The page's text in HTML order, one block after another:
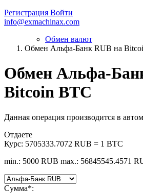
Регистрация Войти
info@exmachinax.com
Обмен валют
Обмен Альфа-Банк RUB на
Обмен Альфа-
Bitcoin BTC
Данная операция производится в
Отдаете
Курс: 5705333.7072 RUB = 1 BTC
min.: 5000 RUB max.: 56845545.4571
Сумма*: